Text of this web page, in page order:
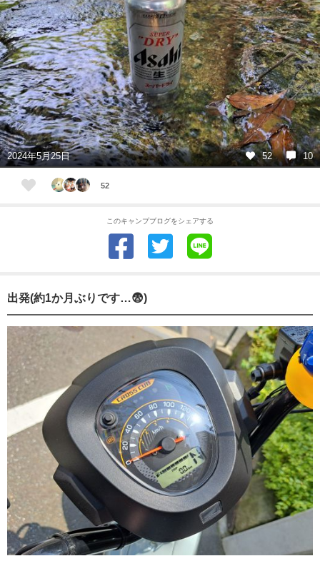
2024年5月25日 52 10
52
このキャンプブログをシェアする
出発(約1か月ぶりです…😨)